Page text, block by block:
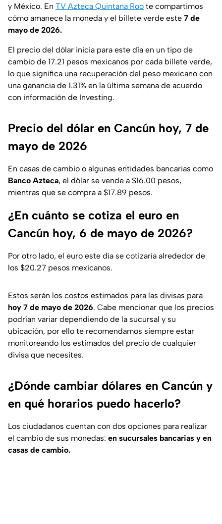
y México. En TV Azteca Quintana Roo te compartimos
cómo amanece la moneda y el billete verde este 7 de
mayo de 2026.
El precio del dólar inicia para este día en un tipo de
cambio de 17.21 pesos mexicanos por cada billete verde,
lo que significa una recuperación del peso mexicano con
una ganancia de 1.31% en la última semana de acuerdo
con información de Investing.
Precio del dólar en Cancún hoy, 7 de
mayo de 2026
En casas de cambio o algunas entidades bancarias como
Banco Azteca, el dólar se vende a $16.00 pesos,
mientras que se compra a $17.89 pesos.
¿En cuánto se cotiza el euro en
Cancún hoy, 6 de mayo de 2026?
Por otro lado, el euro este día se cotizaría alrededor de
los $20.27 pesos mexicanos.
Estos serán los costos estimados para las divisas para
hoy 7 de mayo de 2026. Cabe mencionar que los precios
podrían variar dependiendo de la sucursal y su
ubicación, por ello te recomendamos siempre estar
monitoreando los estimados del precio de cualquier
divisa que necesites.
¿Dónde cambiar dólares en Cancún y
en qué horarios puedo hacerlo?
Los ciudadanos cuentan con dos opciones para realizar
el cambio de sus monedas: en sucursales bancarias y en
casas de cambio.